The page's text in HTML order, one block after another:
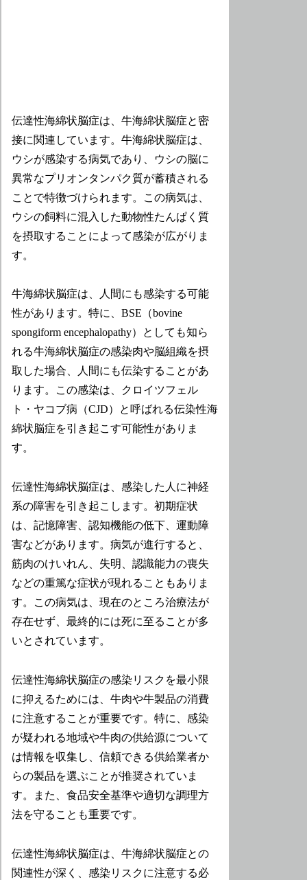
伝達性海綿状脳症は、牛海綿状脳症と密
接に関連しています。牛海綿状脳症は、
ウシが感染する病気であり、ウシの脳に
異常なプリオンタンパク質が蓄積される
ことで特徴づけられます。この病気は、
ウシの飼料に混入した動物性たんぱく質
を摂取することによって感染が広がりま
す。
牛海綿状脳症は、人間にも感染する可能
性があります。特に、BSE（bovine
spongiform encephalopathy）としても知ら
れる牛海綿状脳症の感染肉や脳組織を摂
取した場合、人間にも伝染することがあ
ります。この感染は、クロイツフェル
ト・ヤコブ病（CJD）と呼ばれる伝染性海
綿状脳症を引き起こす可能性がありま
す。
伝達性海綿状脳症は、感染した人に神経
系の障害を引き起こします。初期症状
は、記憶障害、認知機能の低下、運動障
害などがあります。病気が進行すると、
筋肉のけいれん、失明、認識能力の喪失
などの重篤な症状が現れることもありま
す。この病気は、現在のところ治療法が
存在せず、最終的には死に至ることが多
いとされています。
伝達性海綿状脳症の感染リスクを最小限
に抑えるためには、牛肉や牛製品の消費
に注意することが重要です。特に、感染
が疑われる地域や牛肉の供給源について
は情報を収集し、信頼できる供給業者か
らの製品を選ぶことが推奨されていま
す。また、食品安全基準や適切な調理方
法を守ることも重要です。
伝達性海綿状脳症は、牛海綿状脳症との
関連性が深く、感染リスクに注意する必